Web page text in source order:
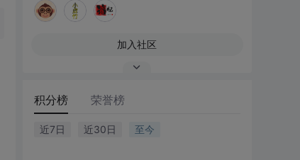
加入社区
积分榜 荣誉榜
近7日 近30日 至今